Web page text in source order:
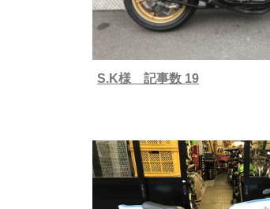
S.K様 記事数 19